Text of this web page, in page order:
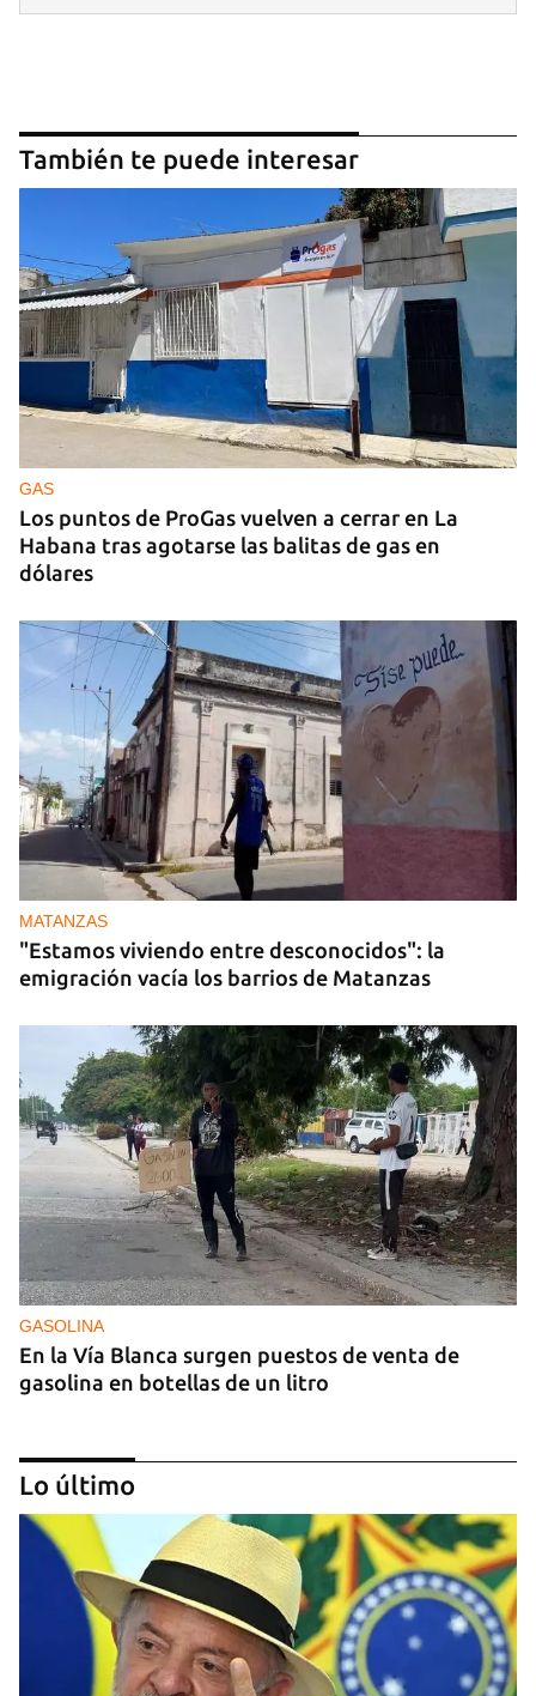
También te puede interesar
GAS
Los puntos de ProGas vuelven a cerrar en La
Habana tras agotarse las balitas de gas en
dólares
MATANZAS
"Estamos viviendo entre desconocidos": la
emigración vacía los barrios de Matanzas
GASOLINA
En la Vía Blanca surgen puestos de venta de
gasolina en botellas de un litro
Lo último